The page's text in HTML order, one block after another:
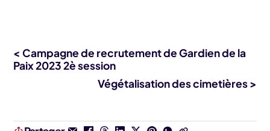
< Campagne de recrutement de Gardien de la
Paix 2023 2è session
Végétalisation des cimetières >